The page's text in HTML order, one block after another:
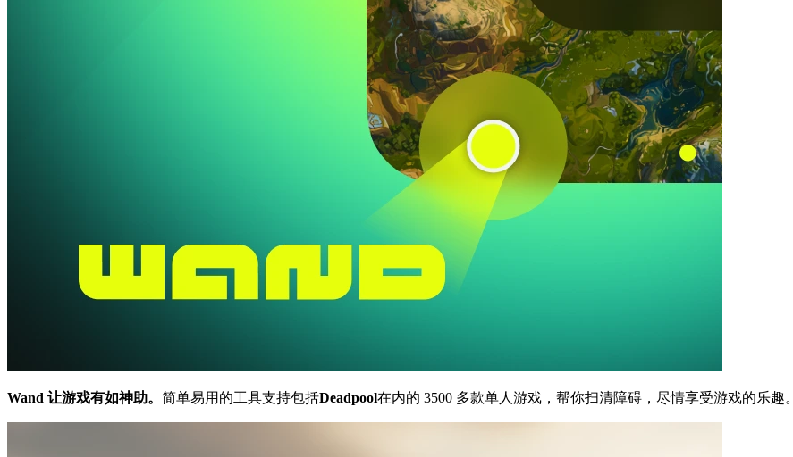
Wand 让游戏有如神助。 简单易用的工具支持包括Deadpool在内的 3500 多款单人游戏，帮你扫清障碍，尽情享受游戏的乐趣。